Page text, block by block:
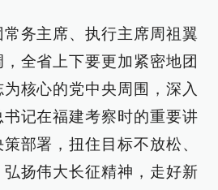
务主席、执行主席周祖翼
全省上下要更加紧密地团
核心的党中央周围，深入
记在福建考察时的重要讲
部署，扭住目标不放松、
扬伟大长征精神，走好新